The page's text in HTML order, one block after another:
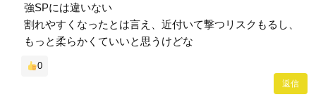
強SPには違いない
割れやすくなったとは言え、近付いて撃つリスクもるし、
もっと柔らかくていいと思うけどな
0
返信